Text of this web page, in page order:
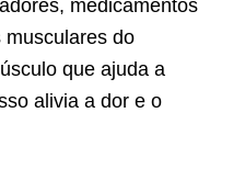
medicamentos
musculares do
que ajuda a
alivia a dor e o